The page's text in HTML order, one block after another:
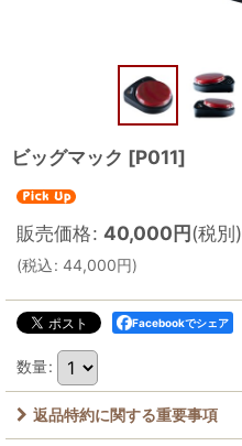
ビッグマック [P011]
販売価格: 40,000円(税別)
(税込: 44,000円)
Facebookでシェア
数量:
返品特約に関する重要事項